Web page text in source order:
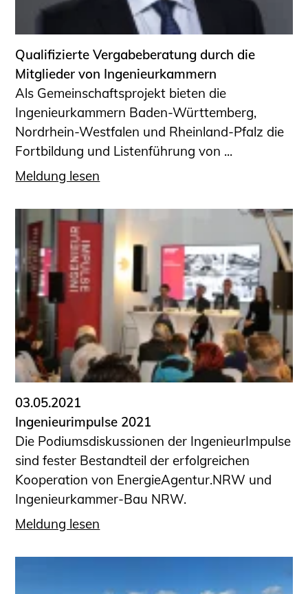
Informationen für Fortbildungsträger
Anträge, Anzeigen, Formulare
Fortbildung/Seminare
Informationen für Ingenieurinnen
und Ingenieure
Recht
Planungswettbewerbe
Publikationen
Stellenbörse
Öffentlich bestellte und vereidigte
Sachverständige
Prüfsachverständige
Qualifizierte Tragwerksplaner/-innen
Bauvorlageberechtigte
Sachkundige für Zustands- und
Funktionsprüfung privater
Abwasserleitungen
Vereinbarungen mit
Ingenieurkammern
Büronachfolge
Zusatzqualifikationen
Geschützter Bereich
Informationen für Auftraggeber und
Verbraucher
Ingenieursuche (Mitglieder der IK-Bau
Fachlisten
Qualifizierte Vergabeberatung durch die
Mitglieder von Ingenieurkammern
Als Gemeinschaftsprojekt bieten die
Ingenieurkammern Baden-Württemberg,
Nordrhein-Westfalen und Rheinland-Pfalz die
Fortbildung und Listenführung von ...
Meldung lesen
03.05.2021
Ingenieurimpulse 2021
Die Podiumsdiskussionen der IngenieurImpulse
sind fester Bestandteil der erfolgreichen
Kooperation von EnergieAgentur.NRW und
Ingenieurkammer-Bau NRW.
Meldung lesen